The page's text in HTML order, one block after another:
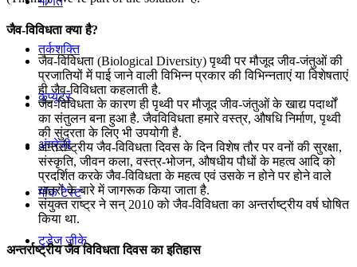
तर्कशक्ति
कंप्यूटर
अंग्रेजी
मॉक टेस्ट
टुडेज जीके
जैव-विविधता क्या है?
जैव-विविधता (Biological Diversity) पृथ्वी पर मौजूद जीव-जंतुओं की
प्रजातियों में पाई जाने वाली विभिन्न प्रकार की विभिन्नताएं या विशेषताएं
ही जैव-विविधता कहलाती है.
जैव-विविधता के कारण ही पृथ्वी पर मौजूद जीव-जंतुओं के खाद्य पदार्थों
का संतुलन बना हुआ है. जैवविविधता हमारे वस्त्र, औषधि निर्माण, पृथ्वी
की सुंदरता के लिए भी उपयोगी है.
अन्तर्राष्ट्रीय जैव-विविधता दिवस के दिन विशेष तौर पर वनों की सुरक्षा,
संस्कृति, जीवन कला, वस्त्र-भोजन, औषधीय पौधों के महत्व आदि को
प्रदर्शित करके जैव-विविधता के महत्व एवं उसके न होने पर होने वाले
खतरों के बारे में जागरूक किया जाता है.
संयुक्त राष्ट्र ने सन् 2010 को जैव-विविधता का अन्तर्राष्ट्रीय वर्ष घोषित
किया था.
अन्तर्राष्ट्रीय जैव विविधता दिवस का इतिहास